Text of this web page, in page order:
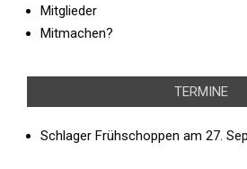
Mitglieder
Mitmachen?
TERMINE
Schlager Frühschoppen am 27.